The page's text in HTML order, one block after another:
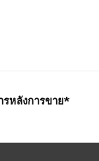
หลังการขาย*